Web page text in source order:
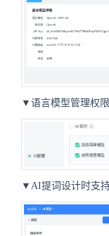
▼语言模型管理权
▼AI提词设计时支